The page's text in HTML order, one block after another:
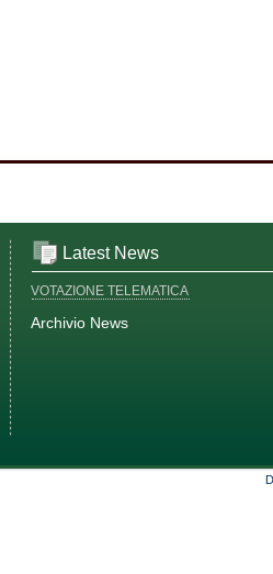
Latest News
VOTAZIONE TELEMATICA
Archivio News